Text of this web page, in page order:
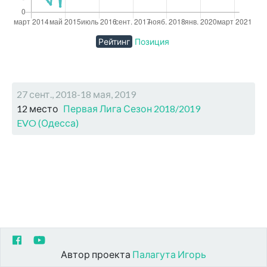
27 сент., 2018-18 мая, 2019
12 место Первая Лига Сезон 2018/2019
EVO (Одесса)
Рейтинг Позиция
Автор проекта Палагута Игорь